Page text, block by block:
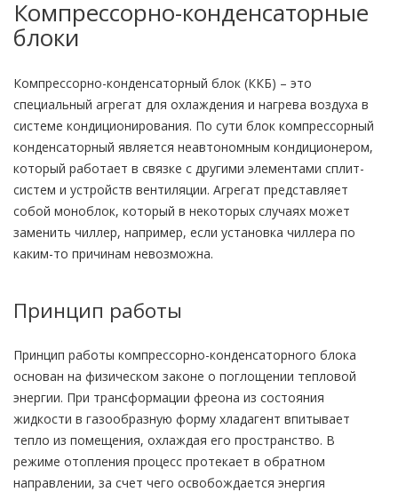
Компрессорно-конденсаторные
блоки
Компрессорно-конденсаторный блок (ККБ) – это
специальный агрегат для охлаждения и нагрева воздуха в
системе кондиционирования. По сути блок компрессорный
конденсаторный является неавтономным кондиционером,
который работает в связке с другими элементами сплит-
систем и устройств вентиляции. Агрегат представляет
собой моноблок, который в некоторых случаях может
заменить чиллер, например, если установка чиллера по
каким-то причинам невозможна.
Принцип работы
Принцип работы компрессорно-конденсаторного блока
основан на физическом законе о поглощении тепловой
энергии. При трансформации фреона из состояния
жидкости в газообразную форму хладагент впитывает
тепло из помещения, охлаждая его пространство. В
режиме отопления процесс протекает в обратном
направлении, за счет чего освобождается энергия